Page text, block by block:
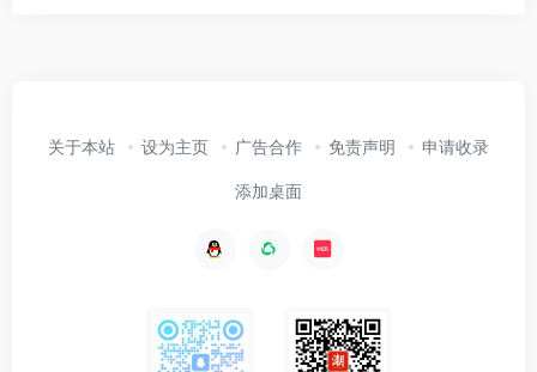
关于本站 设为主页 广告合作 免责声明 申请收录
添加桌面